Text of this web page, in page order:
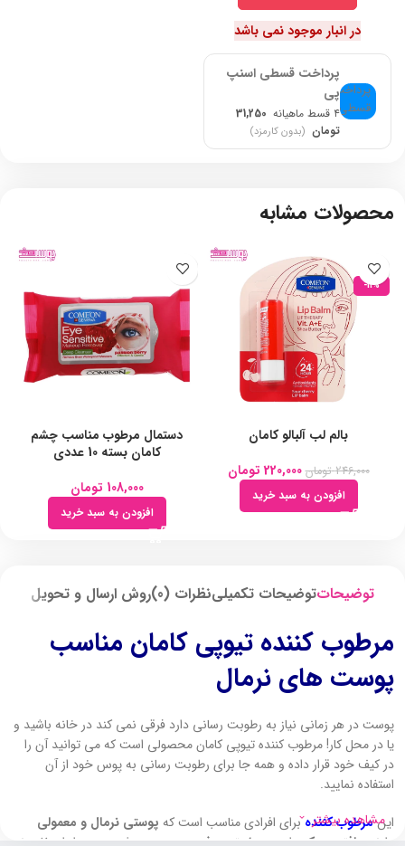
در انبار موجود نمی باشد
پرداخت قسطی اسنپ
پی
۴ قسط ماهیانه
31,250
تومان (بدون کارمزد)
محصولات مشابه
-11%
بالم لب آلبالو کامان
246,000 تومان 220,000 تومان
افزودن به سبد خرید
دستمال مرطوب مناسب چشم
کامان بسته 10 عددی
108,000 تومان
افزودن به سبد خرید
توضیحاتتوضیحات تکمیلینظرات (0) روش ارسال و تحویل
مرطوب کننده تیوپی کامان مناسب
پوست های نرمال
پوست در هر زمانی نیاز به رطوبت رسانی دارد فرقی نمی کند در خانه باشید و
یا در محل کار! مرطوب کننده تیوپی کامان محصولی است که می توانید آن را
در کیف خود قرار داده و همه جا برای رطوبت رسانی به پوس خود از آن
استفاده نمایید.
اینمرطوب کننده برای افرادی مناسب است که پوستی نرمال و معمولی
مشاهده بیشتر